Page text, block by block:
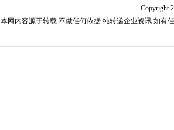
Copyright
本网内容源于转载 不做任何依据 纯转递企业资讯 如有